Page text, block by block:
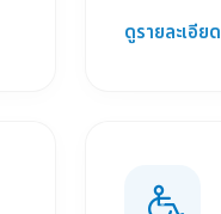
ดูรายละเอียด